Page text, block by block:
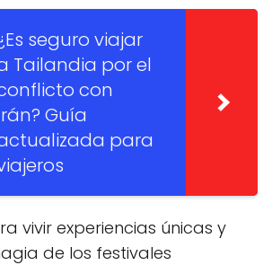
seguro viajar
Tailandia por el
con
Guía
para
vivir experiencias únicas y
de los festivales